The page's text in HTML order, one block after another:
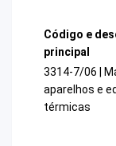
Código e
principal
3314-7/06 |
aparelhos e
térmicas